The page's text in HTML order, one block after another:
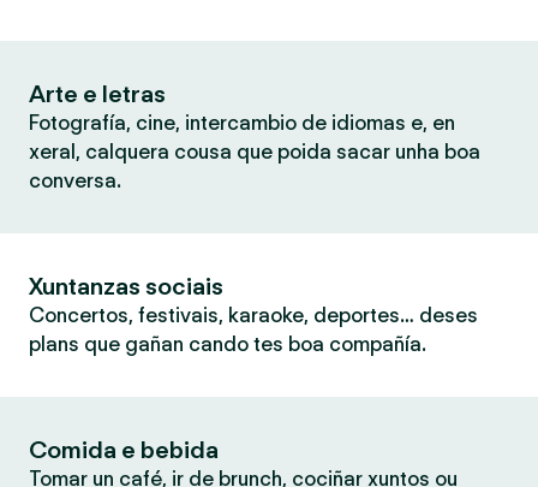
Arte e letras
Fotografía, cine, intercambio de idiomas e, en
xeral, calquera cousa que poida sacar unha boa
conversa.
Xuntanzas sociais
Concertos, festivais, karaoke, deportes… deses
plans que gañan cando tes boa compañía.
Comida e bebida
Tomar un café, ir de brunch, cociñar xuntos ou